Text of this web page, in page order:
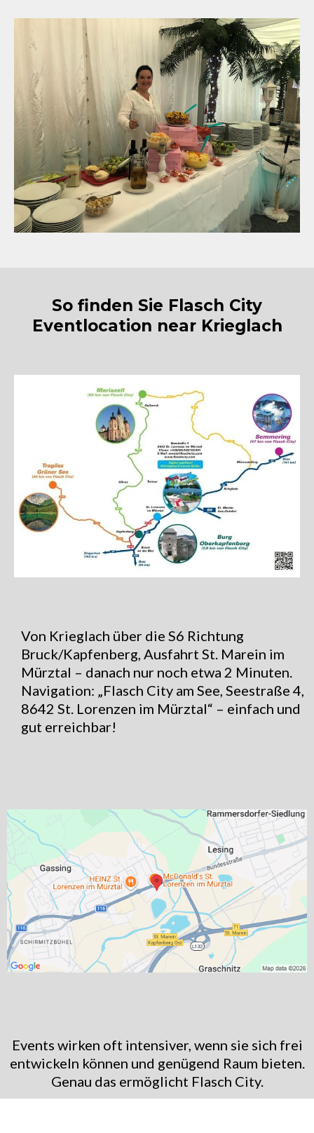
So finden Sie Flasch City
Eventlocation near Krieglach
Von Krieglach über die S6 Richtung
Bruck/Kapfenberg, Ausfahrt St. Marein im
Mürztal – danach nur noch etwa 2 Minuten.
Navigation: „Flasch City am See, Seestraße 4,
8642 St. Lorenzen im Mürztal“ – einfach und
gut erreichbar!
Events wirken oft intensiver, wenn sie sich frei
entwickeln können und genügend Raum bieten.
Genau das ermöglicht Flasch City.